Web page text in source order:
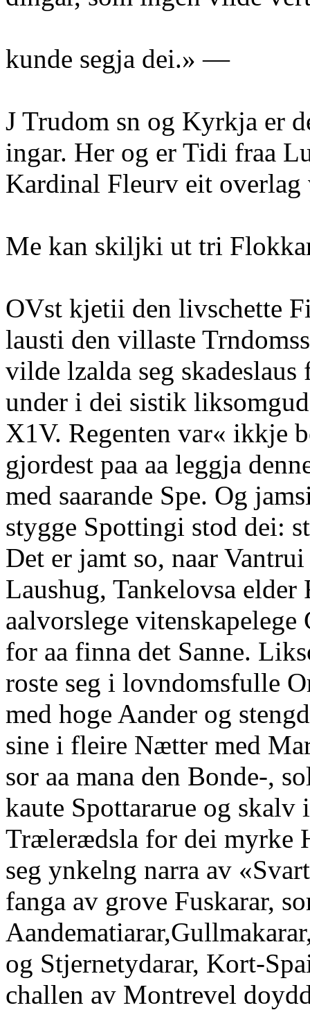
kunde segja dei.» —
J Trudom sn og Kyrkja er
ingar. Her og er Tidi fraa
Kardinal Fleurv eit
Me kan skiljki ut tri
OVst kjetii den livschette
lausti den villaste
vilde lzalda seg
under i dei sistik
X1V. Regenten var« ikkje
gjordest paa aa leggja
med saarande Spe. Og
stygge Spottingi stod dei:
Det er jamt so, naar
Laushug, Tankelovsa elder
aalvorslege
for aa finna det Sanne.
roste seg i lovndomsfulle
med hoge Aander og
sine i fleire Nætter med
sor aa mana den Bonde-,
kaute Spottararue og skalv
Trælerædsla for dei myrke
seg ynkelng narra av
fanga av grove Fuskarar,
og Stjernetydarar, Kort-
challen av Montrevel